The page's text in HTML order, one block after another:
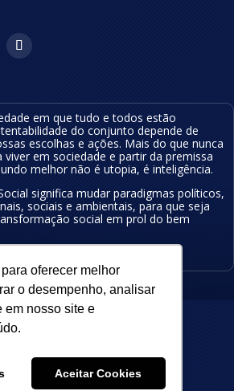
oferecer melhor
o desempenho, analisar
em nosso site e
Aceitar Cookies
em que tudo e todos estão
do conjunto depende de
escolhas e ações. Mais do que nunca
em sociedade e partir da premissa
melhor não é utopia, é inteligência.
significa mudarparadigmas políticos,
, sociais e ambientais, para que seja
social em prol do bem
WordPress
Press